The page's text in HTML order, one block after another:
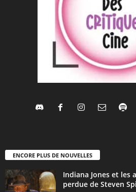
ENCORE PLUS DE NOUVELLES
Indiana Jones et les
perdue de Steven